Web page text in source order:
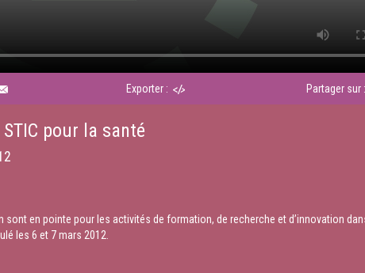
Exporter : Partager sur :
pour la santé
sont en pointe pour les activités de formation, de recherche et d’innovation
les 6 et 7 mars 2012.